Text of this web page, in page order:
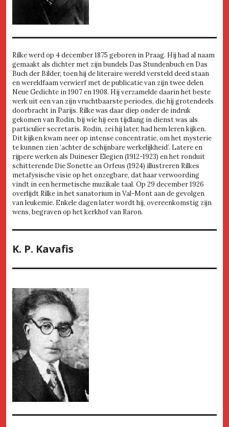
Rilke werd op 4 december 1875 geboren in Praag. Hij had al naam
gemaakt als dichter met zijn bundels Das Stundenbuch en Das
Buch der Bilder, toen hij de literaire wereld versteld deed staan
en wereldfaam verwierf met de publicatie van zijn twee delen
Neue Gedichte in 1907 en 1908. Hij verzamelde daarin het beste
werk uit een van zijn vruchtbaarste periodes, die hij grotendeels
doorbracht in Parijs. Rilke was daar diep onder de indruk
gekomen van Rodin, bij wie hij een tijdlang in dienst was als
particulier secretaris. Rodin, zei hij later, had hem leren kijken.
Dit kijken kwam neer op intense concentratie, om het mysterie
te kunnen zien ‘achter de schijnbare werkelijkheid’. Latere en
rijpere werken als Duineser Elegien (1912-1923) en het ronduit
schitterende Die Sonette an Orfeus (1924) illustreren Rilkes
metafysische visie op het onzegbare, dat haar verwoording
vindt in een hermetische muzikale taal. Op 29 december 1926
overlijdt Rilke in het sanatorium in Val-Mont aan de gevolgen
van leukemie. Enkele dagen later wordt hij, overeenkomstig zijn
wens, begraven op het kerkhof van Raron.
K. P. Kavafis